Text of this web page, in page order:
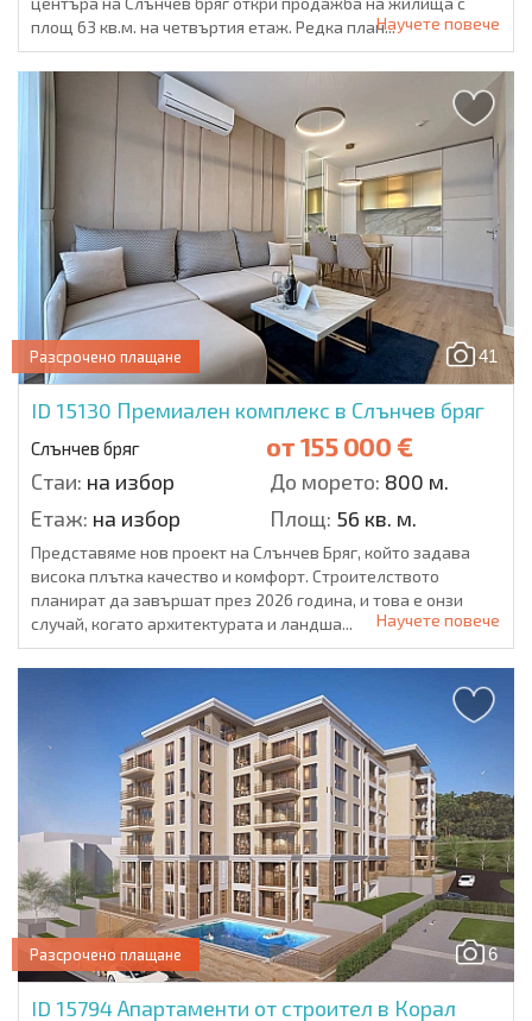
площ 63 кв.м. на четвъртия етаж. Редка план...Научете повече
41
Разсрочено плащане
ID 15130 Премиален комплекс в Слънчев бряг
Слънчев бряг от155 000 €
Стаи: на избор До морето: 800 м.
Етаж: на избор Площ: 56 кв. м.
Представяме нов проект на Слънчев Бряг, който задава
висока плътка качество и комфорт. Строителството
планират да завършат през 2026 година, и това е онзи
случай, когато архитектурата и ландша...
Научете повече
6
Разсрочено плащане
ID 15794Апартаменти от строител в Корал